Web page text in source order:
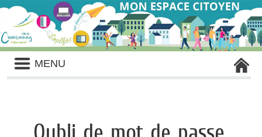
Liste
des
avertissements
MENU